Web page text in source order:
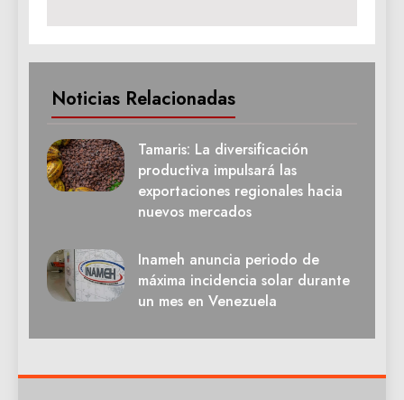
Noticias Relacionadas
Tamaris: La diversificación
productiva impulsará las
exportaciones regionales hacia
nuevos mercados
Inameh anuncia periodo de
máxima incidencia solar durante
un mes en Venezuela